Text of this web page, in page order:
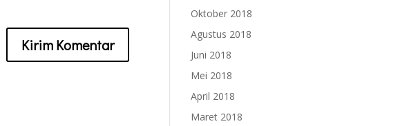
Oktober 2018
Agustus 2018
Juni 2018
Mei 2018
April 2018
Maret 2018